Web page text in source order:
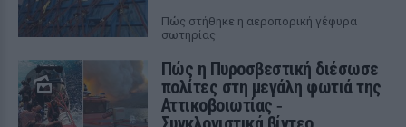
Πώς στήθηκε η αεροπορική γέφυρα
σωτηρίας
Πώς η Πυροσβεστική διέσωσε
πολίτες στη μεγάλη φωτιά της
Αττικοβοιωτίας ‑